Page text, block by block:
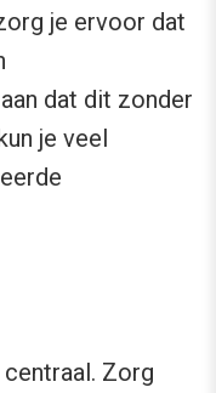
je ervoor dat
dat dit zonder
je veel
Zorg